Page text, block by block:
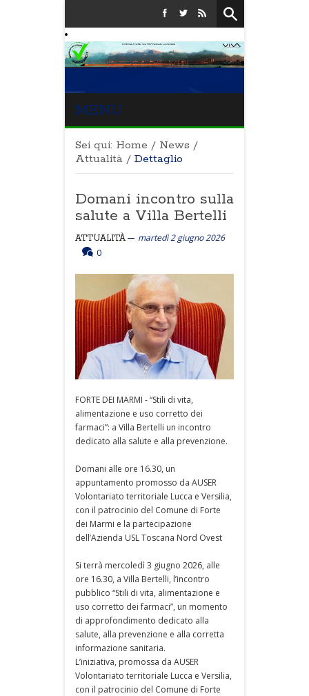
MENU
Sei qui: Home / News /
Attualità / Dettaglio
Domani incontro sulla
salute a Villa Bertelli
ATTUALITÀ
martedì 2 giugno 2026
0
FORTE DEI MARMI - “Stili di vita,
alimentazione e uso corretto dei
farmaci”: a Villa Bertelli un incontro
dedicato alla salute e alla prevenzione.
Domani alle ore 16.30, un
appuntamento promosso da AUSER
Volontariato territoriale Lucca e Versilia,
con il patrocinio del Comune di Forte
dei Marmi e la partecipazione
dell’Azienda USL Toscana Nord Ovest
Si terrà mercoledì 3 giugno 2026, alle
ore 16.30, a Villa Bertelli, l’incontro
pubblico “Stili di vita, alimentazione e
uso corretto dei farmaci”, un momento
di approfondimento dedicato alla
salute, alla prevenzione e alla corretta
informazione sanitaria.
L’iniziativa, promossa da AUSER
Volontariato territoriale Lucca e Versilia,
con il patrocinio del Comune di Forte